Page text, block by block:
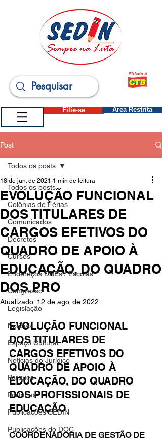
Filiado à
Filie-se Área Restrita
Post
Todos os posts
Colônias de Férias
Comunicados
Decretos
Cursos
Endereços DREs / Escolas
Congresso
Legislação
Notícias
Espaço Cultural
Notícias do Jurídico
Parques
Portarias
Publicações SEDIN
Publicações do DOC
Todos os posts
EVOLUÇÃO FUNCIONAL
DOS TITULARES DE
CARGOS EFETIVOS DO
QUADRO DE APOIO À
EDUCAÇÃO, DO QUADRO
DOS PRO
18 de jun. de 2021 1 min de leitura
Atualizado: 12 de ago. de 2022
EVOLUÇÃO FUNCIONAL
DOS TITULARES DE
CARGOS EFETIVOS DO
QUADRO DE APOIO À
EDUCAÇÃO, DO QUADRO
DOS PROFISSIONAIS DE
EDUCAÇÃO
COORDENADORIA DE GESTÃO DE